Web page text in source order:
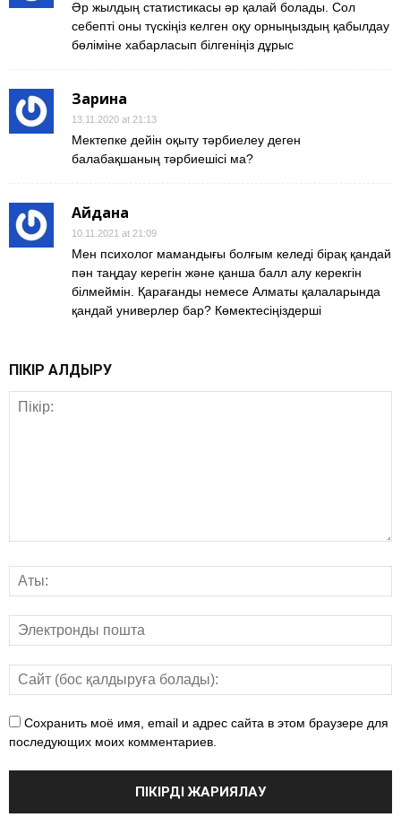
Әр жылдың статистикасы әр қалай болады. Сол
себепті оны түскіңіз келген оқу орныңыздың қабылдау
бөліміне хабарласып білгеніңіз дұрыс
Зарина
13.11.2020 at 21:13
Мектепке дейін оқыту тәрбиелеу деген
балабақшаның тәрбиешісі ма?
Айдана
10.11.2021 at 21:09
Мен психолог мамандығы болғым келеді бірақ қандай
пән таңдау керегін және қанша балл алу керекгін
білмеймін. Қарағанды немесе Алматы қалаларында
қандай универлер бар? Көмектесіңіздерші
ПІКІР ҚАЛДЫРУ
Сохранить моё имя, email и адрес сайта в этом браузере для
последующих моих комментариев.